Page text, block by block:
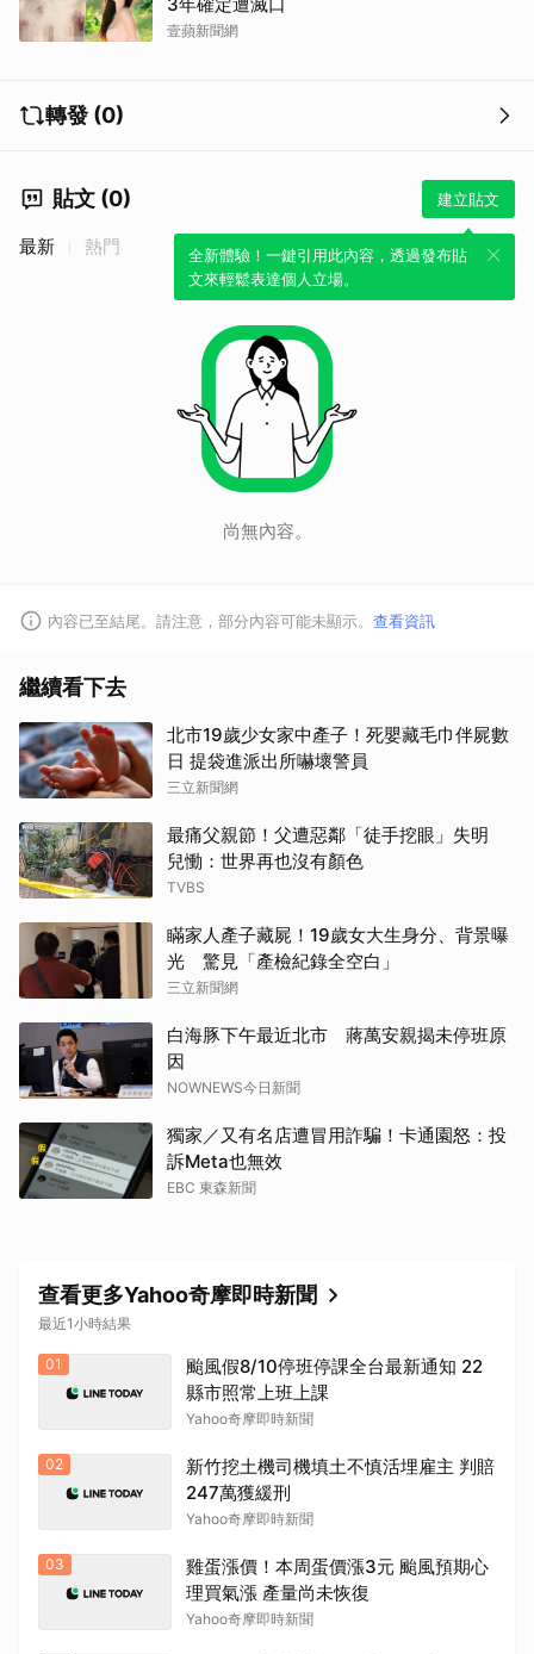
壹蘋新聞網
轉發 (0)
貼文 (0) 建立貼文
全新體驗！一鍵引用此內容，透過發布貼
文來輕鬆表達個人立場。
最新 熱門
尚無內容。
內容已至結尾。請注意，部分內容可能未顯示。 查看資訊
繼續看下去
北市19歲少女家中產子！死嬰藏毛巾伴屍數
日 提袋進派出所嚇壞警員
三立新聞網
最痛父親節！父遭惡鄰「徒手挖眼」失明
兒慟：世界再也沒有顏色
TVBS
瞞家人產子藏屍！19歲女大生身分、背景曝
光 驚見「產檢紀錄全空白」
三立新聞網
白海豚下午最近北市 蔣萬安親揭未停班原
因
NOWNEWS今日新聞
獨家／又有名店遭冒用詐騙！卡通園怒：投
訴Meta也無效
EBC 東森新聞
查看更多Yahoo奇摩即時新聞
最近1小時結果
01
颱風假8/10停班停課全台最新通知 22
縣市照常上班上課
Yahoo奇摩即時新聞
02
新竹挖土機司機填土不慎活埋雇主 判賠
247萬獲緩刑
Yahoo奇摩即時新聞
03
雞蛋漲價！本周蛋價漲3元 颱風預期心
理買氣漲 產量尚未恢復
Yahoo奇摩即時新聞
取消